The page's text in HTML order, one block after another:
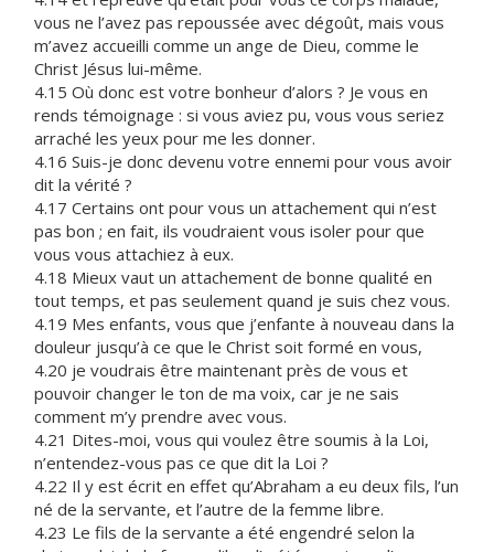
vous ne l’avez pas repoussée avec dégoût, mais vous
m’avez accueilli comme un ange de Dieu, comme le
Christ Jésus lui-même.
4.15 Où donc est votre bonheur d’alors ? Je vous en
rends témoignage : si vous aviez pu, vous vous seriez
arraché les yeux pour me les donner.
4.16 Suis-je donc devenu votre ennemi pour vous avoir
dit la vérité ?
4.17 Certains ont pour vous un attachement qui n’est
pas bon ; en fait, ils voudraient vous isoler pour que
vous vous attachiez à eux.
4.18 Mieux vaut un attachement de bonne qualité en
tout temps, et pas seulement quand je suis chez vous.
4.19 Mes enfants, vous que j’enfante à nouveau dans la
douleur jusqu’à ce que le Christ soit formé en vous,
4.20 je voudrais être maintenant près de vous et
pouvoir changer le ton de ma voix, car je ne sais
comment m’y prendre avec vous.
4.21 Dites-moi, vous qui voulez être soumis à la Loi,
n’entendez-vous pas ce que dit la Loi ?
4.22 Il y est écrit en effet qu’Abraham a eu deux fils, l’un
né de la servante, et l’autre de la femme libre.
4.23 Le fils de la servante a été engendré selon la